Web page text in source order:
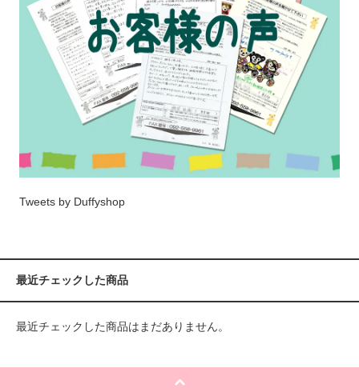
Tweets by Duffyshop
最近チェックした商品
最近チェックした商品はまだありません。